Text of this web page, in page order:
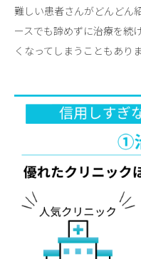
難しい患者さんがどんどん
ースでも諦めずに治療を続
くなってしまうこともありま